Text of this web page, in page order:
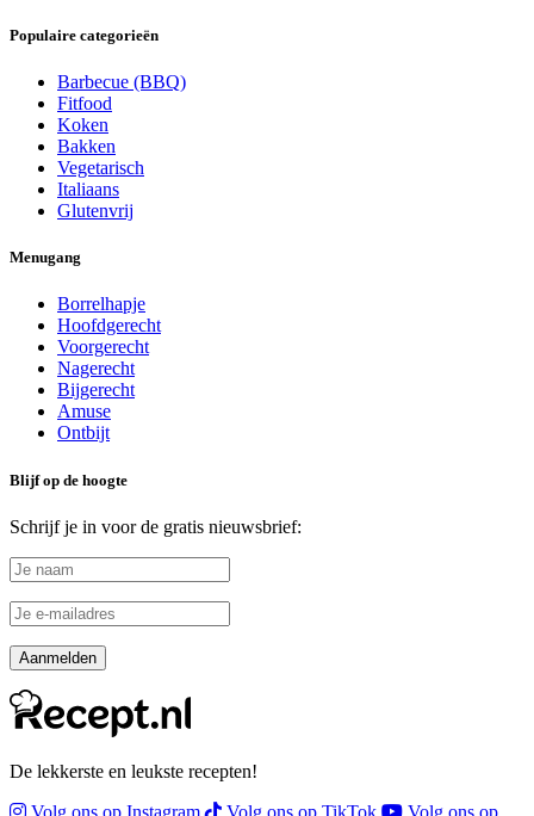
Populaire categorieën
Barbecue (BBQ)
Fitfood
Koken
Bakken
Vegetarisch
Italiaans
Glutenvrij
Menugang
Borrelhapje
Hoofdgerecht
Voorgerecht
Nagerecht
Bijgerecht
Amuse
Ontbijt
Blijf op de hoogte
Schrijf je in voor de gratis nieuwsbrief:
De lekkerste en leukste recepten!
Volg ons op Instagram
Volg ons op TikTok Volg ons op